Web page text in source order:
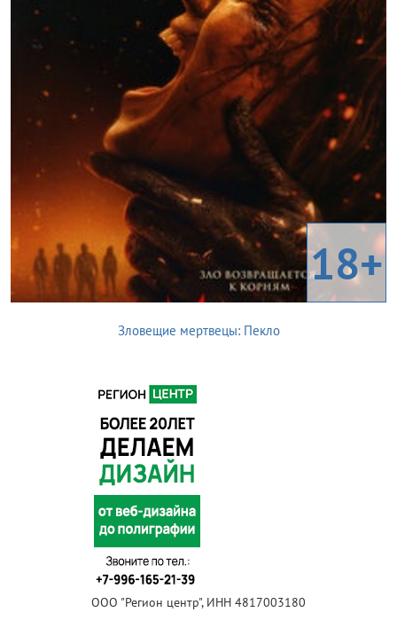
18+
Зловещие мертвецы: Пекло
ООО "Регион центр", ИНН 4817003180